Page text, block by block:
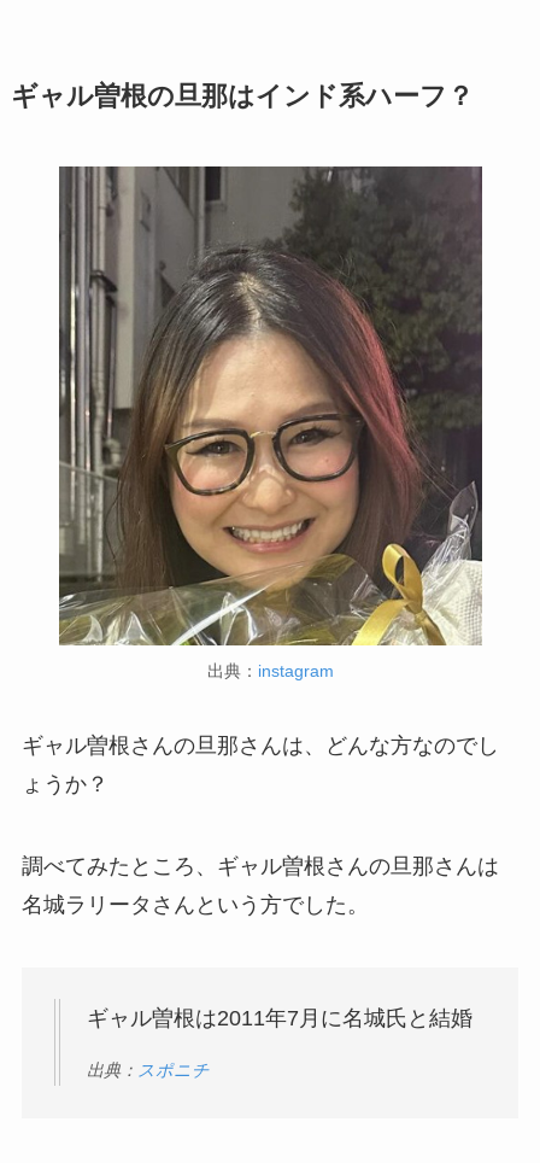
ギャル曽根の旦那はインド系ハーフ？
出典： instagram
ギャル曽根さんの旦那さんは、どんな方なのでし
ょうか？
調べてみたところ、ギャル曽根さんの旦那さんは
名城ラリータさんという方でした。
ギャル曽根は2011年7月に名城氏と結婚
出典： スポニチ